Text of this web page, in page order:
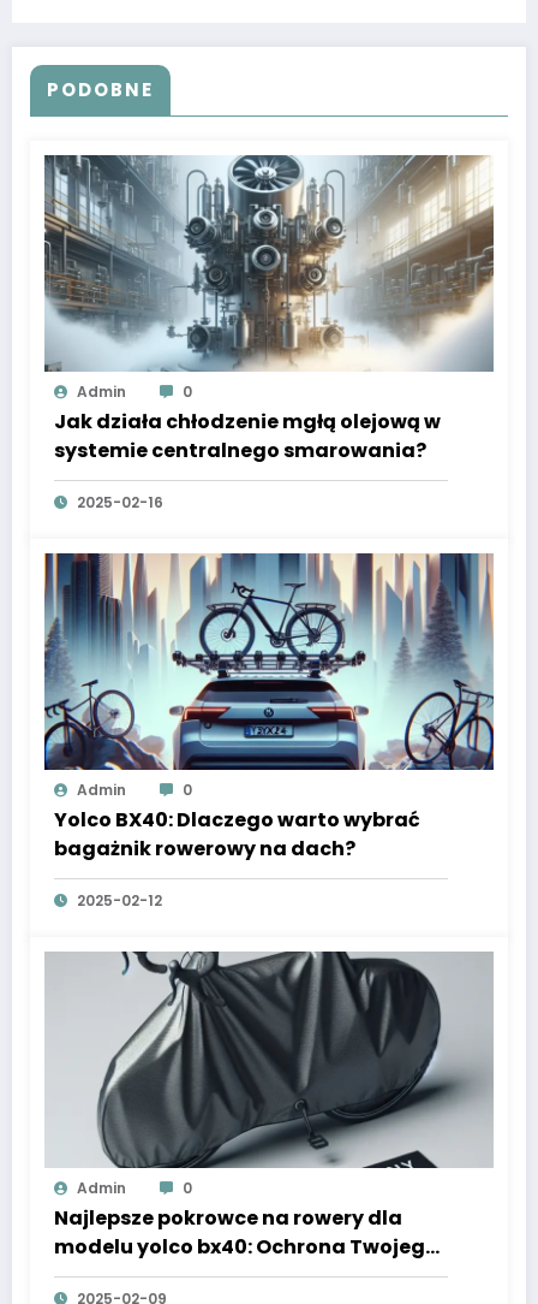
PODOBNE
Admin 0
Jak działa chłodzenie mgłą olejową w
systemie centralnego smarowania?
2025-02-16
Admin 0
Yolco BX40: Dlaczego warto wybrać
bagażnik rowerowy na dach?
2025-02-12
Admin 0
Najlepsze pokrowce na rowery dla
modelu yolco bx40: Ochrona Twojego
roweru na każdą okazję!
2025-02-09